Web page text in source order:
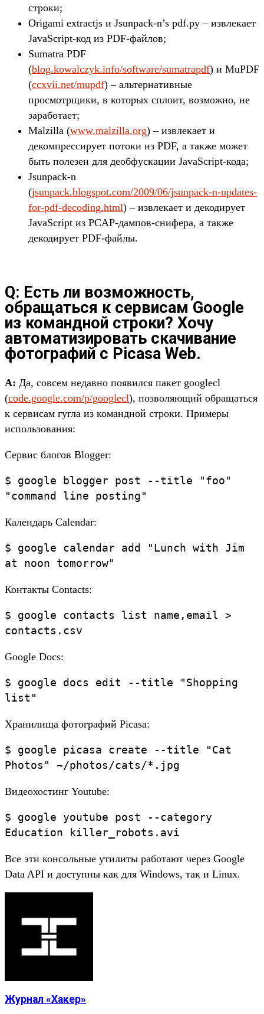
строки;
Origami extractjs и Jsunpack-n’s pdf.py – извлекает
JavaScript-код из PDF-файлов;
Sumatra PDF
(blog.kowalczyk.info/software/sumatrapdf) и MuPDF
(ccxvii.net/mupdf) – альтернативные
просмотрщики, в которых сплоит, возможно, не
заработает;
Malzilla (www.malzilla.org) – извлекает и
декомпрессирует потоки из PDF, а также может
быть полезен для деобфускации JavaScript-кода;
Jsunpack-n
(jsunpack.blogspot.com/2009/06/jsunpack-n-updates-
for-pdf-decoding.html) – извлекает и декодирует
JavaScript из PCAP-дампов-снифера, а также
декодирует PDF-файлы.
Q: Есть ли возможность,
обращаться к сервисам Google
из командной строки? Хочу
автоматизировать скачивание
фотографий c Picasa Web.
A: Да, совсем недавно появился пакет googlecl
(code.google.com/p/googlecl), позволяющий обращаться
к сервисам гугла из командной строки. Примеры
использования:
Сервис блогов Blogger:
$ google blogger post --title "foo"
"command line posting"
Календарь Calendar:
$ google calendar add "Lunch with Jim
at noon tomorrow"
Контакты Contacts:
$ google contacts list name,email >
contacts.csv
Google Docs:
$ google docs edit --title "Shopping
list"
Хранилища фотографий Picasa:
$ google picasa create --title "Cat
Photos" ~/photos/cats/*.jpg
Видеохостинг Youtube:
$ google youtube post --category
Education killer_robots.avi
Все эти консольные утилиты работают через Google
Data API и доступны как для Windows, так и Linux.
Журнал «Хакер»